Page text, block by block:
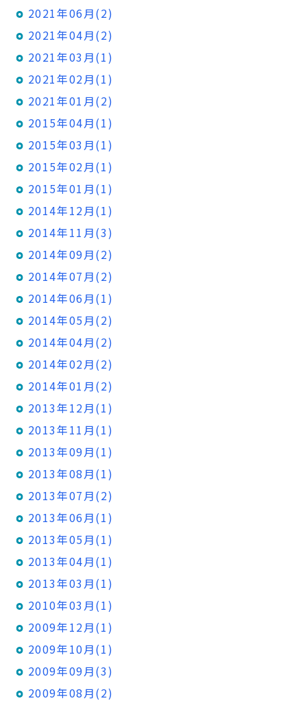
2021年06月(2)
2021年04月(2)
2021年03月(1)
2021年02月(1)
2021年01月(2)
2015年04月(1)
2015年03月(1)
2015年02月(1)
2015年01月(1)
2014年12月(1)
2014年11月(3)
2014年09月(2)
2014年07月(2)
2014年06月(1)
2014年05月(2)
2014年04月(2)
2014年02月(2)
2014年01月(2)
2013年12月(1)
2013年11月(1)
2013年09月(1)
2013年08月(1)
2013年07月(2)
2013年06月(1)
2013年05月(1)
2013年04月(1)
2013年03月(1)
2010年03月(1)
2009年12月(1)
2009年10月(1)
2009年09月(3)
2009年08月(2)